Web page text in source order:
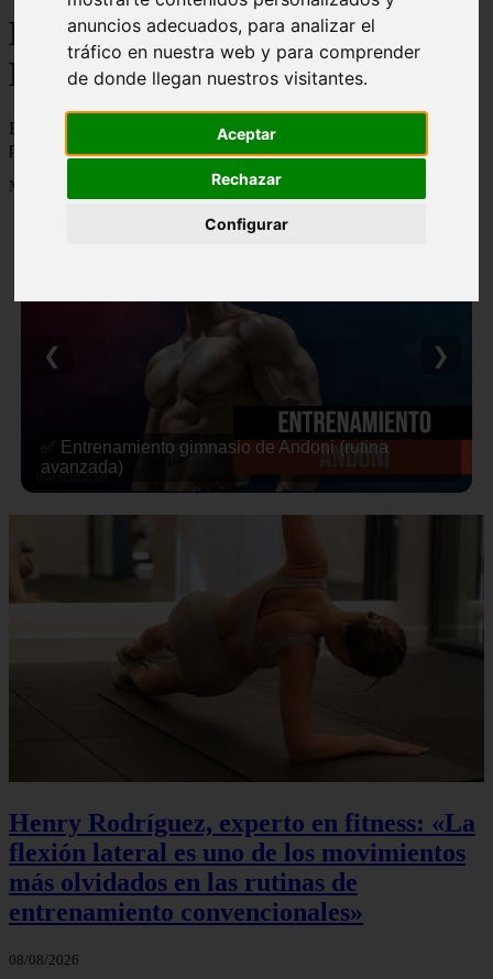
anuncios adecuados, para analizar el
tráfico en nuestra web y para comprender
de donde llegan nuestros visitantes.
Aceptar
Rechazar
Configurar
Blog de Nutricion,
Entrenamiento y Fitness
Blog de Nutricion, Entrenamiento y Fitness, con trucos, guias,
productos...
Mostrando 1 - 24 de 313 artículos
✅ Entrenamiento gimnasio de Andoni (rutina
avanzada)
❮ ❯
Henry Rodríguez, experto en fitness: «La
flexión lateral es uno de los movimientos
más olvidados en las rutinas de
entrenamiento convencionales»
08/08/2026